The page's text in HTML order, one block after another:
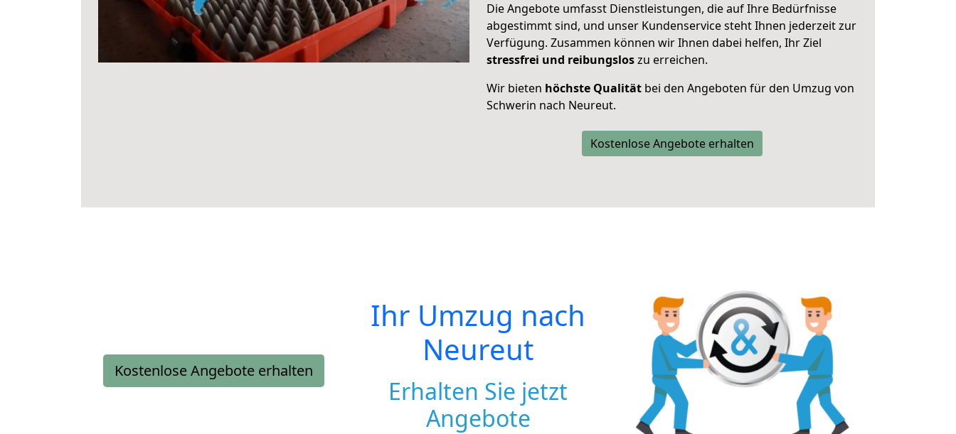
Die Angebote umfasst Dienstleistungen, die auf Ihre Bedürfnisse
abgestimmt sind, und unser Kundenservice steht Ihnen jederzeit zur
Verfügung. Zusammen können wir Ihnen dabei helfen, Ihr Ziel
stressfrei und reibungsloszu erreichen.
Wir bieten höchste Qualität bei den Angeboten für den Umzug von
Schwerin nach Neureut.
Kostenlose Angebote erhalten
Kostenlose Angebote erhalten
Ihr Umzug nach
Neureut
Erhalten Sie jetzt
Angebote